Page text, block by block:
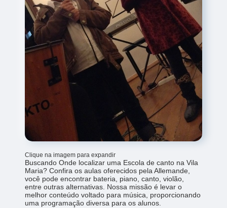
Clique na imagem para expandir
Buscando Onde localizar uma Escola de canto na Vila
Maria? Confira os aulas oferecidos pela Allemande,
você pode encontrar bateria, piano, canto, violão,
entre outras alternativas. Nossa missão é levar o
melhor conteúdo voltado para música, proporcionando
uma programação diversa para os alunos.